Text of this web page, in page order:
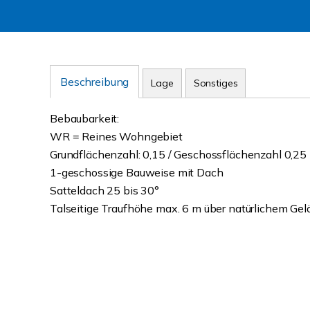
Beschreibung Lage Sonstiges
Bebaubarkeit:
WR = Reines Wohngebiet
Grundflächenzahl: 0,15 / Geschossflächenzahl 0,25
1-geschossige Bauweise mit Dach
Satteldach 25 bis 30°
Talseitige Traufhöhe max. 6 m über natürlichem